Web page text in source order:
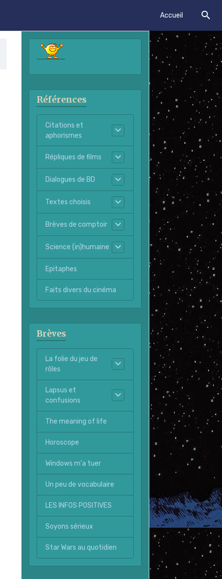
Accueil
Références
Citations et
aphorismes
Répliques de films
Dialogues de BD
Textes choisis
Brèves de comptoir
Science (in)humaine
Epitaphes
Faits divers du cinéma
Brèves
La folie du jeu de
rôles
Lapsus et
confusions
The meaning of life
Horoscope
Windows m'a tuer
Un peu de vocabulaire
LES INFOS POSITIVES
Soyons sérieux
Star Wars au quotidien